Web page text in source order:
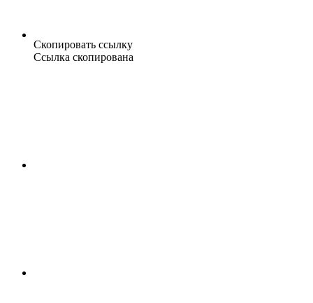
Скопировать ссылку
Ссылка скопирована